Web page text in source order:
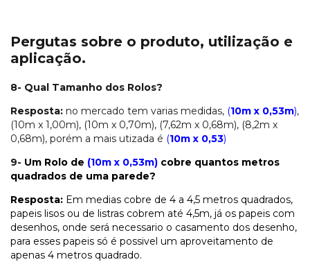
Pergutas sobre o produto, utilização e
aplicação.
8- Qual Tamanho dos Rolos?
Resposta: no mercado tem varias medidas, (10m x 0,53m),
(10m x 1,00m), (10m x 0,70m), (7,62m x 0,68m), (8,2m x
0,68m), porém a mais utizada é (10m x 0,53)
9- Um Rolo de (10m x 0,53m) cobre quantos metros
quadrados de uma parede?
Resposta: Em medias cobre de 4 a 4,5 metros quadrados,
papeis lisos ou de listras cobrem até 4,5m, já os papeis com
desenhos, onde será necessario o casamento dos desenho,
para esses papeis só é possivel um aproveitamento de
apenas 4 metros quadrado.